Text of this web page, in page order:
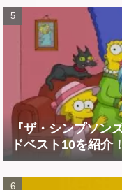
『ザ・シンプソン
ドベスト10を紹介